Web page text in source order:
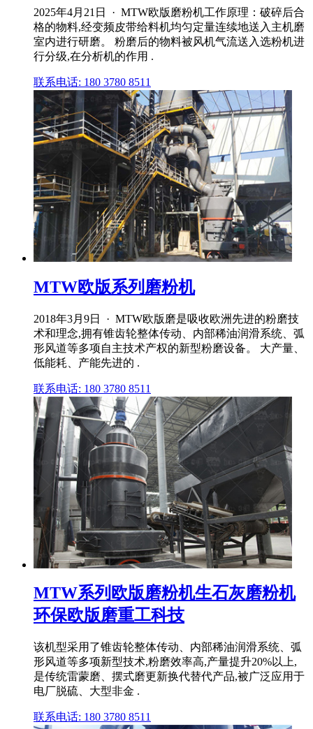
2025年4月21日 · MTW欧版磨粉机工作原理：破碎后合
格的物料,经变频皮带给料机均匀定量连续地送入主机磨
室内进行研磨。 粉磨后的物料被风机气流送入选粉机进
行分级,在分析机的作用 .
联系电话: 180 3780 8511
MTW欧版系列磨粉机
2018年3月9日 · MTW欧版磨是吸收欧洲先进的粉磨技
术和理念,拥有锥齿轮整体传动、内部稀油润滑系统、弧
形风道等多项自主技术产权的新型粉磨设备。 大产量、
低能耗、产能先进的 .
联系电话: 180 3780 8511
MTW系列欧版磨粉机生石灰磨粉机
环保欧版磨重工科技
该机型采用了锥齿轮整体传动、内部稀油润滑系统、弧
形风道等多项新型技术,粉磨效率高,产量提升20%以上,
是传统雷蒙磨、摆式磨更新换代替代产品,被广泛应用于
电厂脱硫、大型非金 .
联系电话: 180 3780 8511